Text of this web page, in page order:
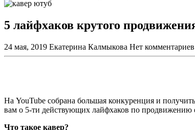
5 лайфхаков крутого
24 мая, 2019 Екатерина Калмыкова Нет комментариев
На YouTube собрана большая конкуренция и
вам о 5-ти действующих лайфхаков по
Что такое кавер?